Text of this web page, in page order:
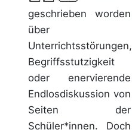
geschrieben worden
über
Unterrichtsstörungen,
Begriffsstutzigkeit
oder enervierende
Endlosdiskussion von
Seiten der
Schüler*innen. Doch